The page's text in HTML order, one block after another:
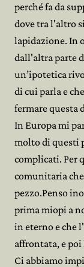
perché fa da
dove tra l'altro
lapidazione. In
dall'altra parte
un’ipotetica
di cui parla e
fermare questa
In Europa mi
molto di questi
complicati. Per
comunitaria
pezzo.Penso
prima miopi a
in eterno e che
affrontata, e
Ci abbiamo